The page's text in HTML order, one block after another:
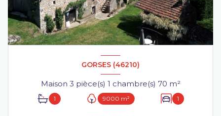
GORSES (46210)
Maison 3 pièce(s) 1 chambre(s) 70 m²
1 9000 m² 1